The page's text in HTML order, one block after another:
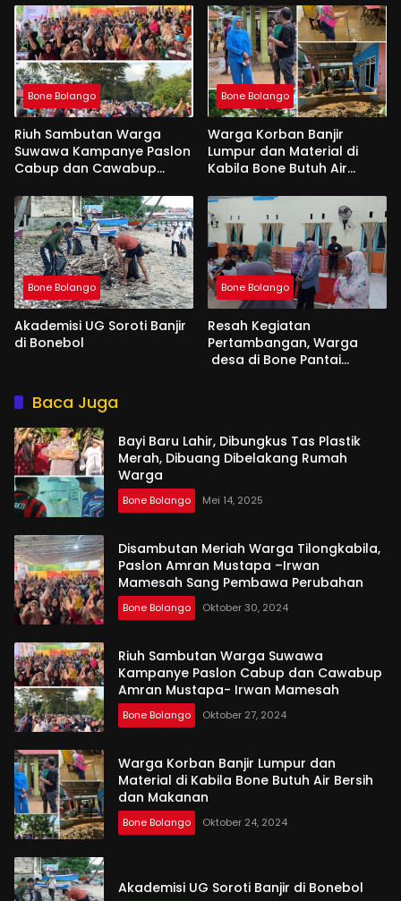
Bone Bolango
Riuh Sambutan Warga
Suwawa Kampanye Paslon
Cabup dan Cawabup
Mamesah
Bone Bolango
Warga Korban Banjir
Lumpur dan Material di
Kabila Bone Butuh Air
Bone Bolango
Akademisi UG Soroti Banjir
di Bonebol
Bone Bolango
Resah Kegiatan
Pertambangan, Warga
desa di Bone Pantai
Baca Juga
Bayi Baru Lahir, Dibungkus Tas Plastik
Merah, Dibuang Dibelakang Rumah
Warga
Bone Bolango Mei 14, 2025
Disambutan Meriah Warga Tilongkabila,
Paslon Amran Mustapa –Irwan
Mamesah Sang Pembawa Perubahan
Bone Bolango Oktober 30, 2024
Riuh Sambutan Warga Suwawa
Kampanye Paslon Cabup dan Cawabup
Amran Mustapa- Irwan Mamesah
Bone Bolango Oktober 27, 2024
Warga Korban Banjir Lumpur dan
Material di Kabila Bone Butuh Air Bersih
dan Makanan
Bone Bolango Oktober 24, 2024
Akademisi UG Soroti Banjir di Bonebol